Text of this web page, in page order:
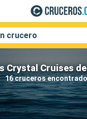
Crystal Cruises
16 cruceros
crucero